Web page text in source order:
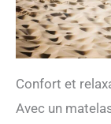
Confort et
Avec un